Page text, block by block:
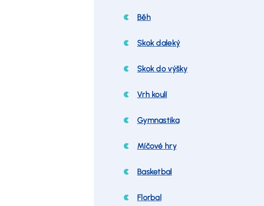
Běh
Skok daleký
Skok do výšky
Vrh koulí
Gymnastika
Míčové hry
Basketbal
Florbal